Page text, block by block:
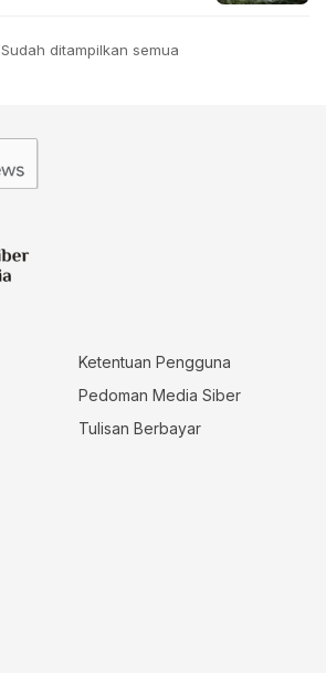
Sudah ditampilkan semua
Ketentuan Pengguna
Pedoman Media Siber
Tulisan Berbayar